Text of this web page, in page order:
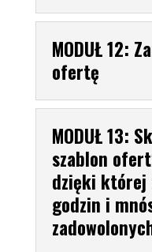
MODUŁ 12:
ofertę
MODUŁ 13:
szablon
dzięki której
godzin i